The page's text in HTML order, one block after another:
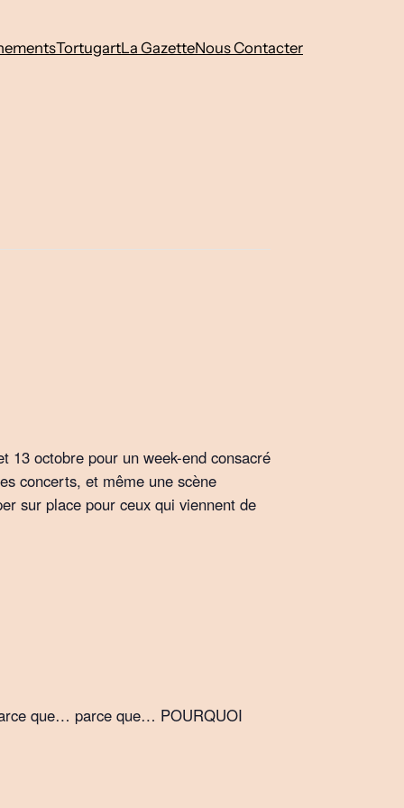
TortugartLa GazetteNous Contacter
13 octobre pour un week-end consacré
concerts, et même une scène
sur place pour ceux qui viennent de
que… parce que… POURQUOI